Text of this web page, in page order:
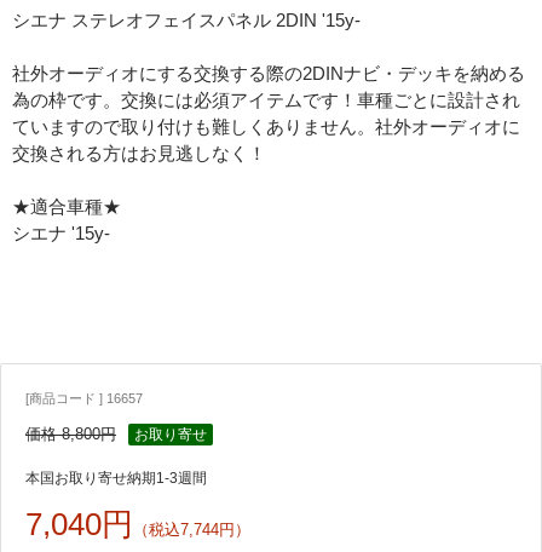
シエナ ステレオフェイスパネル 2DIN '15y-
社外オーディオにする交換する際の2DINナビ・デッキを納める
為の枠です。交換には必須アイテムです！車種ごとに設計され
ていますので取り付けも難しくありません。社外オーディオに
交換される方はお見逃しなく！
★適合車種★
シエナ '15y-
[商品コード ] 16657
価格 8,800円 お取り寄せ
本国お取り寄せ納期1-3週間
7,040円 （税込7,744円）